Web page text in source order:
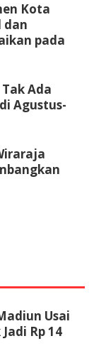
Kota
dan
pada
Ada
Agustus-
Usai
Rp 14